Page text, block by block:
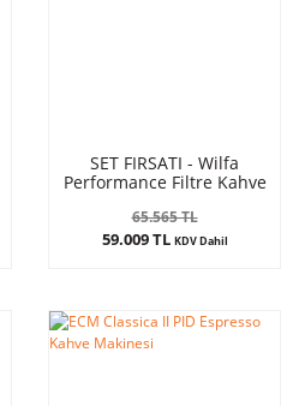
SET FIRSATI - Wilfa
Performance Filtre Kahve
58mm Flat Dişli Tartılı
Kahve Öğütücü
65.565 TL
59.009 TL KDV Dahil